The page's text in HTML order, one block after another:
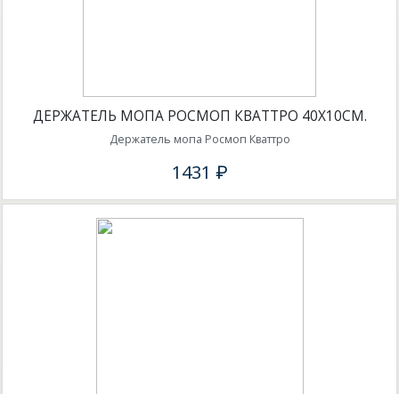
ДЕРЖАТЕЛЬ МОПА РОСМОП КВАТТРО 40Х10СМ.
Держатель мопа Росмоп Кваттро
1431 ₽